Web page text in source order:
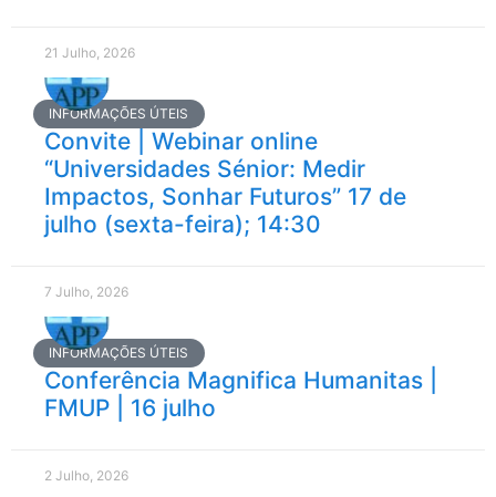
21 Julho, 2026
INFORMAÇÕES ÚTEIS
Convite | Webinar online
“Universidades Sénior: Medir
Impactos, Sonhar Futuros” 17 de
julho (sexta-feira); 14:30
7 Julho, 2026
INFORMAÇÕES ÚTEIS
Conferência Magnifica Humanitas |
FMUP | 16 julho
2 Julho, 2026